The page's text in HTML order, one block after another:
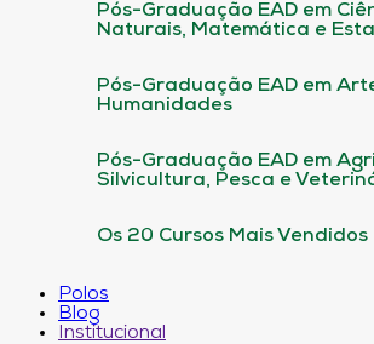
Pós-Graduação EAD em
Naturais, Matemática e
Pós-Graduação EAD em
Humanidades
Pós-Graduação EAD em
Silvicultura, Pesca e
Os 20 Cursos Mais Vendidos
Polos
Blog
Institucional